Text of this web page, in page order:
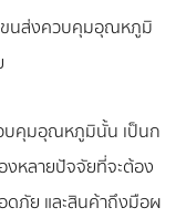
ขนส่งควบคุมอุณหภูมิ
บคุมอุณหภูมินั้น เป็นก
งหลายปัจจัยที่จะต้อง
ดภัย และสินค้าถึงมือผ